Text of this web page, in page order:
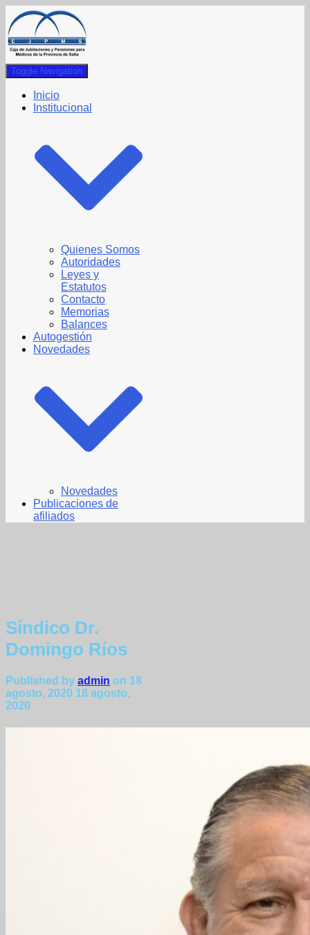
Toggle Navigation
Inicio
Institucional
Quienes Somos
Autoridades
Leyes y
Estatutos
Contacto
Memorias
Balances
Autogestión
Novedades
Novedades
Publicaciones de
afiliados
Síndico Dr.
Domingo Ríos
Published by admin on 18
agosto, 2020 18 agosto,
2020